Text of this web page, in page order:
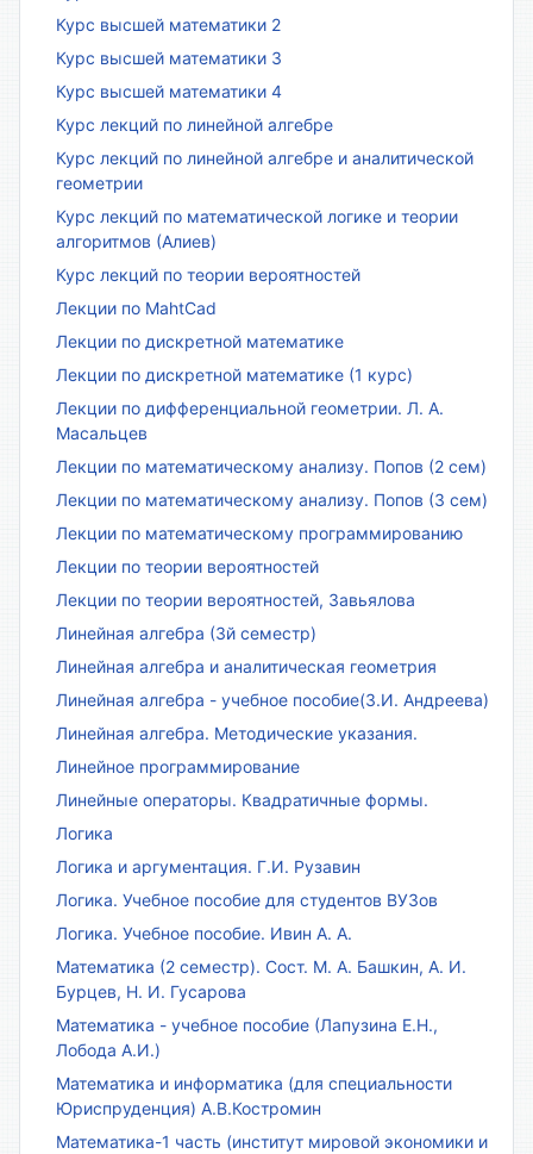
Курс высшей математики 2
Курс высшей математики 3
Курс высшей математики 4
Курс лекций по линейной алгебре
Курс лекций по линейной алгебре и аналитической
геометрии
Курс лекций по математической логике и теории
алгоритмов (Алиев)
Курс лекций по теории вероятностей
Лекции по MahtCad
Лекции по дискретной математике
Лекции по дискретной математике (1 курс)
Лекции по дифференциальной геометрии. Л. А.
Масальцев
Лекции по математическому анализу. Попов (2 сем)
Лекции по математическому анализу. Попов (3 сем)
Лекции по математическому программированию
Лекции по теории вероятностей
Лекции по теории вероятностей, Завьялова
Линейная алгебра (3й семестр)
Линейная алгебра и аналитическая геометрия
Линейная алгебра - учебное пособие(З.И. Андреева)
Линейная алгебра. Методические указания.
Линейное программирование
Линейные операторы. Квадратичные формы.
Логика
Логика и аргументация. Г.И. Рузавин
Логика. Учебное пособие для студентов ВУЗов
Логика. Учебное пособие. Ивин А. А.
Математика (2 семестр). Сост. М. А. Башкин, А. И.
Бурцев, Н. И. Гусарова
Математика - учебное пособие (Лапузина Е.Н.,
Лобода А.И.)
Математика и информатика (для специальности
Юриспруденция) А.В.Костромин
Математика-1 часть (институт мировой экономики и